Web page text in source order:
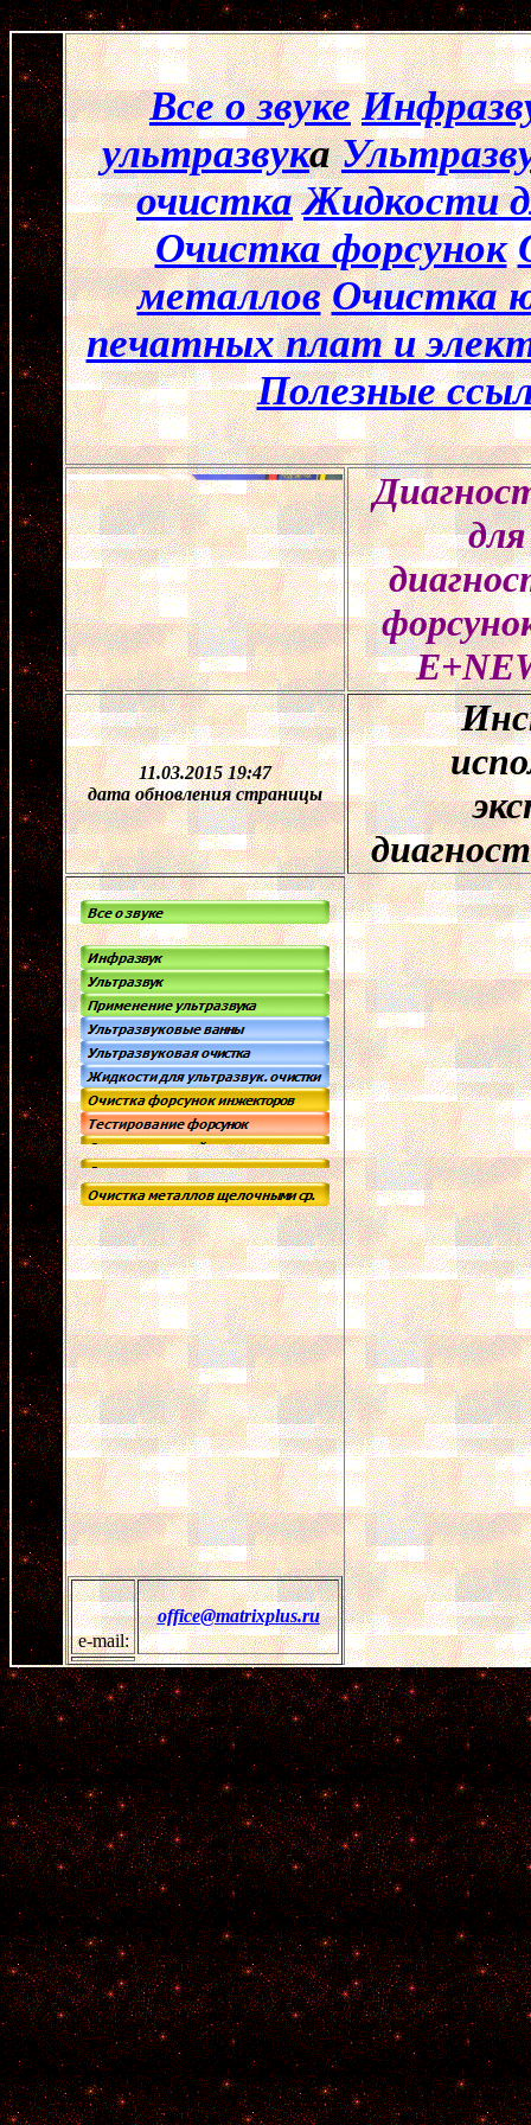
Все о звуке
ультразвука
очистка Жидкости
Очистка форсунок
металлов Очистка
печатных плат и
Полезные
11.03.2015 19:47
дата обновления страницы
e-mail:
office@matrixplus.ru